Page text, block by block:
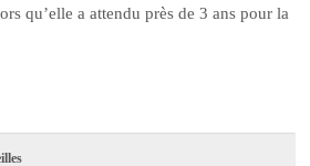
qu’elle a attendu près de 3 ans pour la